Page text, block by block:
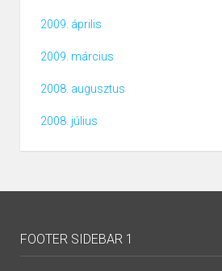
2009. április
2009. március
2008. augusztus
2008. július
FOOTER SIDEBAR 1